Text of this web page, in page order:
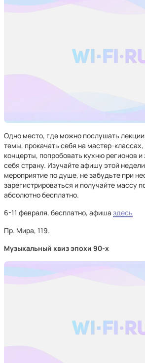
Одно место, где можно послушать
темы, прокачать себя на мастер-
концерты, попробовать кухню регионов и
себя страну. Изучайте афишу этой
мероприятие по душе, не забудьте при
зарегистрироваться и получайте массу
абсолютно бесплатно.
6-11 февраля, бесплатно, афиша здесь
Пр. Мира, 119.
Музыкальный квиз эпохи 90-х